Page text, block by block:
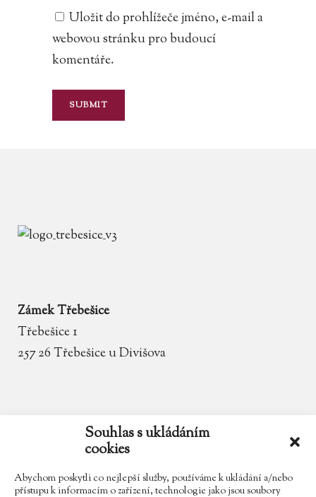
Souhlas s ukládáním
cookies
Abychom poskytli co nejlepší služby, používáme k ukládání a/nebo
přístupu k informacím o zařízení, technologie jako jsou soubory
Uložit do prohlížeče jméno, e-mail a
webovou stránku pro budoucí
komentáře.
Zámek Třebešice
Třebešice 1
257 26 Třebešice u Divišova
zamek.trebesice@volny.cz
602 354 467